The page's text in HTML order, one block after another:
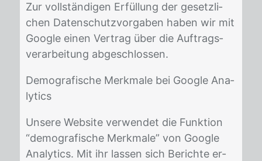
Zur voll­stän­di­gen Er­fül­lung der ge­setz­li­
chen Da­ten­schutz­vor­ga­ben ha­ben wir mit
Goog­le ei­nen Ver­trag über die Auf­trags­
ver­ar­bei­tung ab­ge­schlos­sen.
De­mo­gra­fi­sche Merk­ma­le bei Goog­le Ana­
ly­tics
Un­se­re Web­site ver­wen­det die Funk­ti­on
“de­mo­gra­fi­sche Merk­ma­le” von Goog­le
Ana­ly­tics. Mit ihr las­sen sich Be­rich­te er­